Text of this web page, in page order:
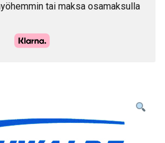
tai maksa osamaksulla